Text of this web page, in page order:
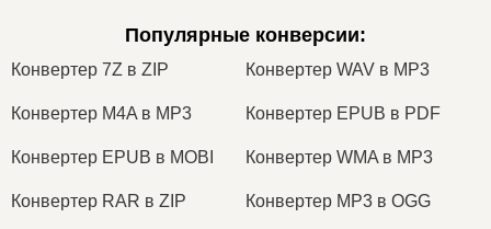
Популярные конверсии:
Конвертер 7Z в ZIP Конвертер WAV в MP3
Конвертер M4A в MP3 Конвертер EPUB в PDF
Конвертер EPUB в MOBI Конвертер WMA в MP3
Конвертер RAR в ZIP Конвертер MP3 в OGG